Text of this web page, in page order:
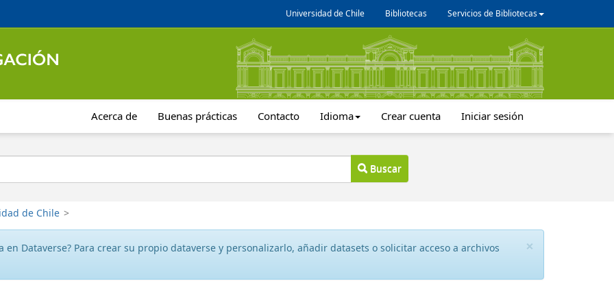
Universidad de Chile Bibliotecas Servicios de Bibliotecas
Acerca de Buenas prácticas Contacto Idioma Crear cuenta Iniciar sesión
Buscar
de Chile >
×
en Dataverse? Para crear su propio dataverse y personalizarlo, añadir datasets o solicitar acceso a archivos